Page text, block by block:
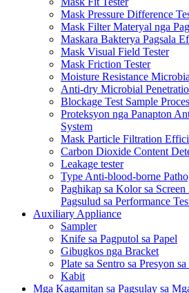
Mask Pressure Difference
Mask Filter Materyal nga
Maskara Bakterya Pagsala
Mask Visual Field Tester
Mask Friction Tester
Moisture Resistance
Anti-dry Microbial
Blockage Test Sample
Proteksyon nga Panapton
System
Mask Particle Filtration
Carbon Dioxide Content
Leakage tester
Type Anti-blood-borne
Paghikap sa Kolor sa
Pagsulud sa Performance
Auxiliary Appliance
Sampler
Knife sa Pagputol sa Papel
Gibugkos nga Bracket
Plate sa Sentro sa Presyon
Kabit
Mga Kagamitan sa Pagsulay sa